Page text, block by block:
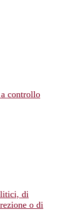
controllo
di
o di